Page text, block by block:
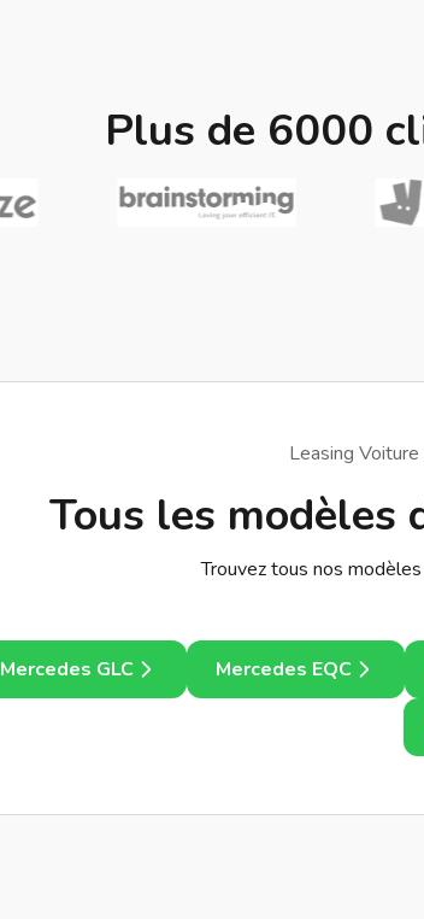
Plus de 6000
Leasing Voiture
Tous les modèles
Trouvez tous nos
Mercedes GLC Mercedes EQC